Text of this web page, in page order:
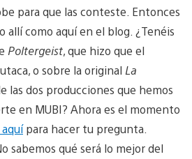
para que las conteste. Entonces
allí como aquí en el blog. ¿Tenéis
Poltergeist, que hizo que el
o sobre la original La
las dos producciones que hemos
en MUBI? Ahora es el momento
para hacer tu pregunta.
sabemos qué será lo mejor del